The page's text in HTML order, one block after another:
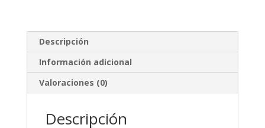
Descripción
Información adicional
Valoraciones (0)
Descripción